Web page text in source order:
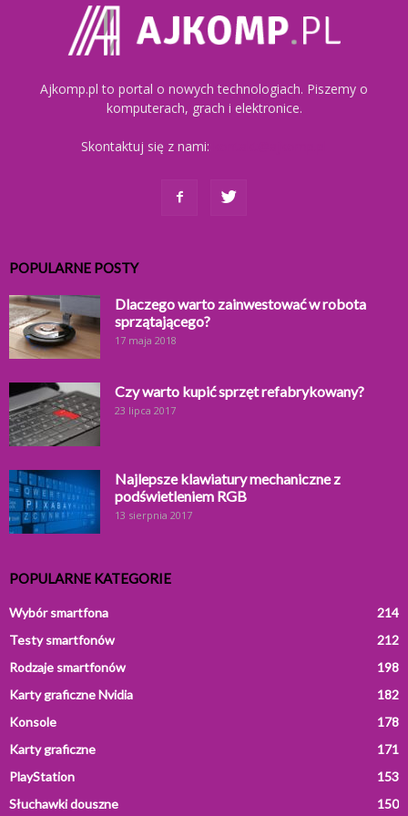
Ajkomp.pl to portal o nowych technologiach. Piszemy o
komputerach, grach i elektronice.
Skontaktuj się z nami:
POPULARNE POSTY
Dlaczego warto zainwestować w robota
sprzątającego?
17 maja 2018
Czy warto kupić sprzęt refabrykowany?
23 lipca 2017
Najlepsze klawiatury mechaniczne z
podświetleniem RGB
13 sierpnia 2017
POPULARNE KATEGORIE
Wybór smartfona
214
Testy smartfonów
212
Rodzaje smartfonów
198
Karty graficzne Nvidia
182
Konsole
178
Karty graficzne
171
PlayStation
153
Słuchawki douszne
150